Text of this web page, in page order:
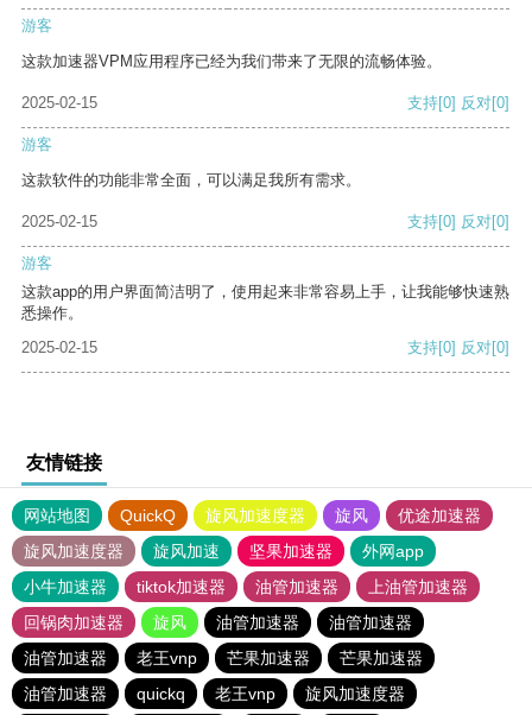
游客
这款加速器VPM应用程序已经为我们带来了无限的流畅体验。
2025-02-15 支持[0] 反对[0]
游客
这款软件的功能非常全面，可以满足我所有需求。
2025-02-15 支持[0] 反对[0]
游客
这款app的用户界面简洁明了，使用起来非常容易上手，让我能够快速熟
悉操作。
2025-02-15
支持[0] 反对[0]
友情链接
网站地图 QuickQ 旋风加速度器 旋风
优途加速器
旋风加速度器
旋风加速 坚果加速器
外网app
小牛加速器
tiktok加速器 油管加速器
上油管加速器
回锅肉加速器
旋风 油管加速器
油管加速器
油管加速器
老王vnp 芒果加速器
芒果加速器
油管加速器
quickq 老王vnp 旋风加速度器